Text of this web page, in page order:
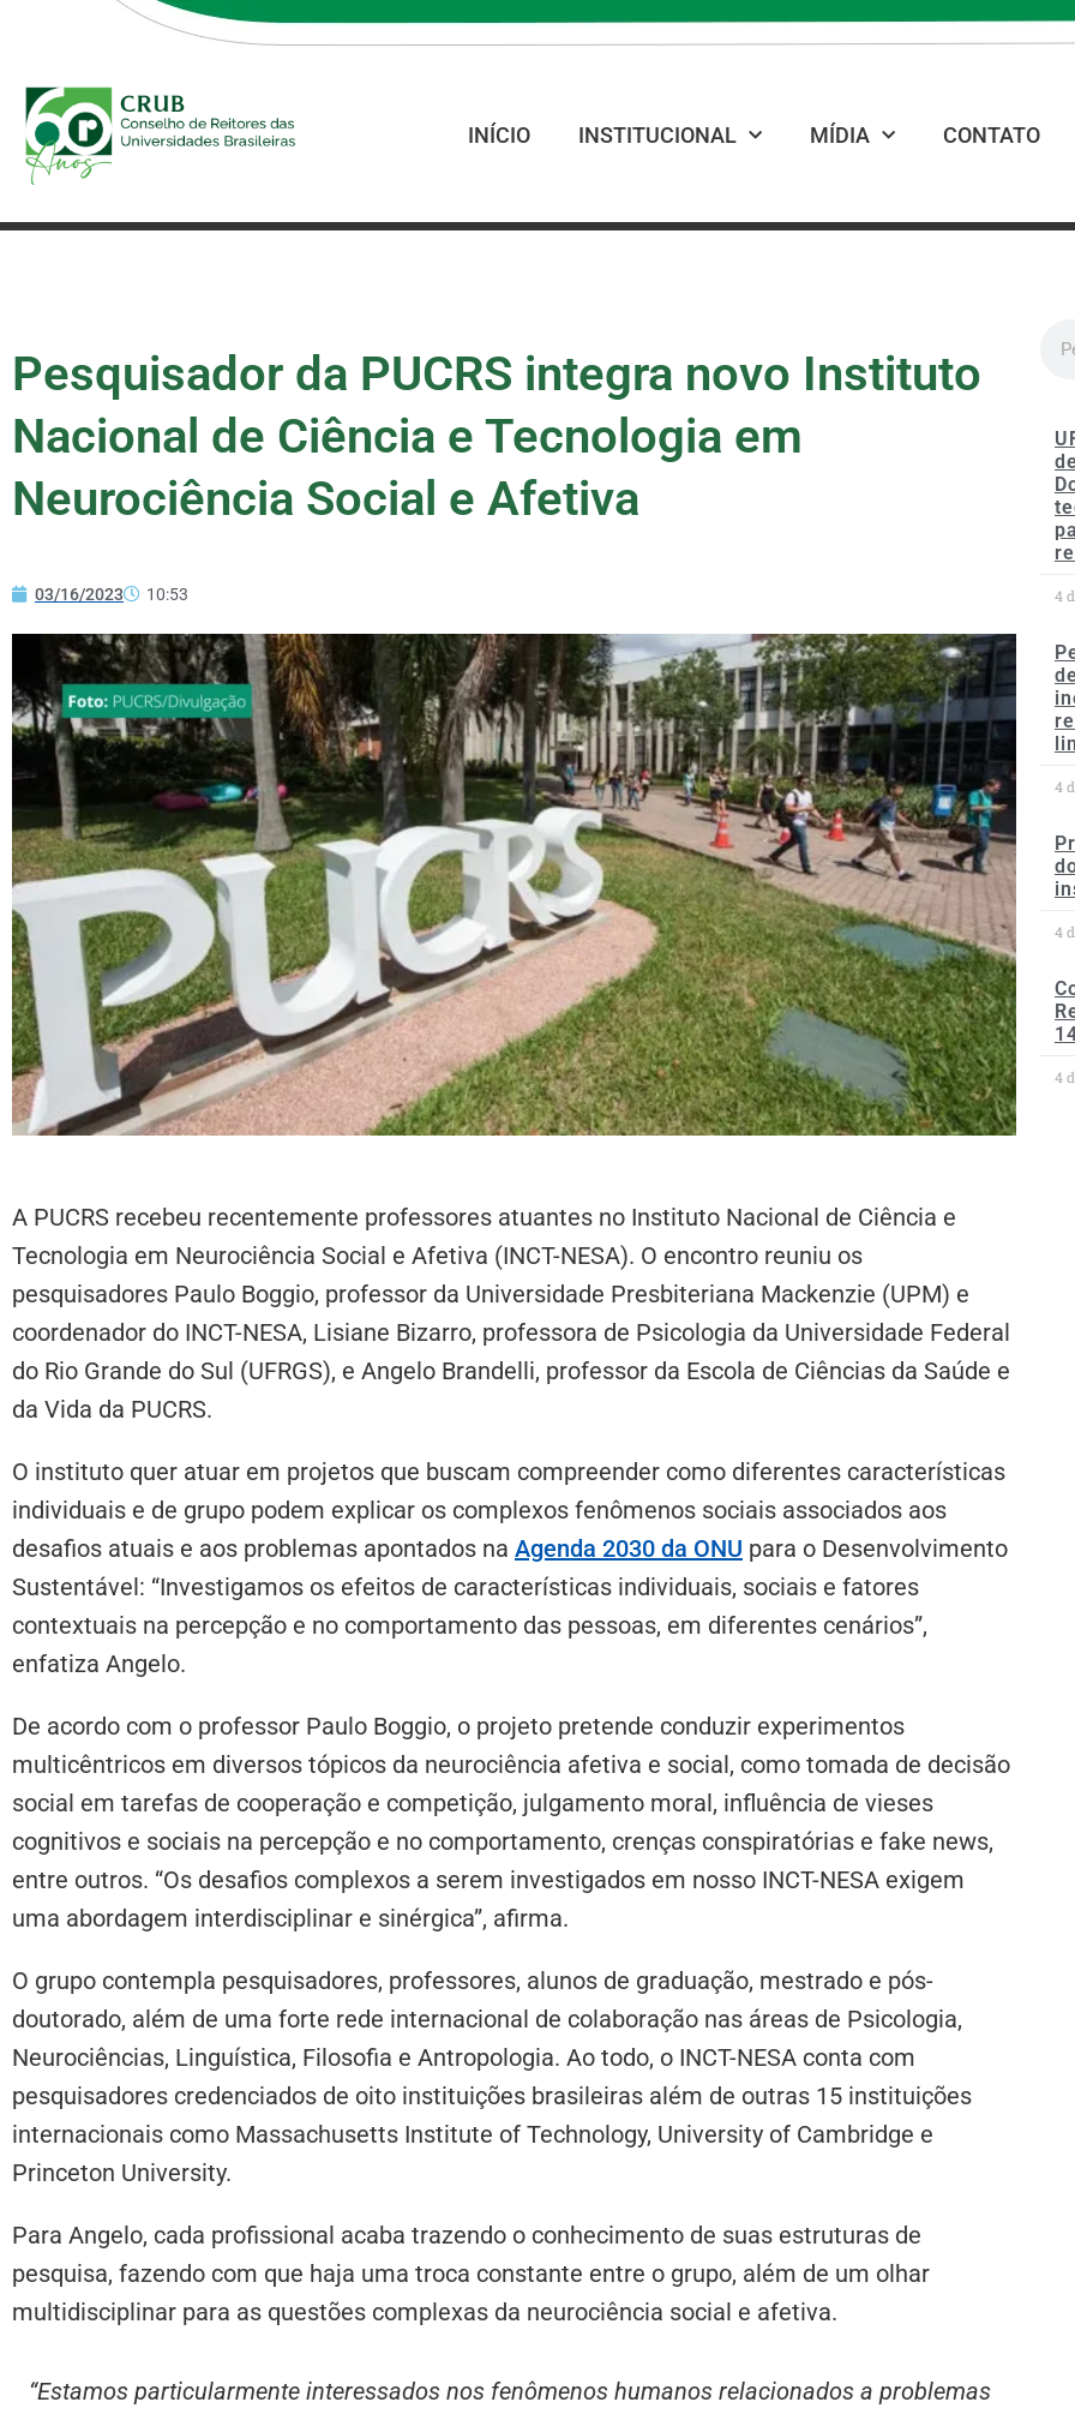
INÍCIO INSTITUCIONAL MÍDIA CONTATO
Pesquisador da PUCRS integra novo Instituto
Nacional de Ciência e Tecnologia em
Neurociência Social e Afetiva
03/16/2023 10:53
A PUCRS recebeu recentemente professores atuantes no Instituto Nacional de Ciência e
Tecnologia em Neurociência Social e Afetiva (INCT-NESA). O encontro reuniu os
pesquisadores Paulo Boggio, professor da Universidade Presbiteriana Mackenzie (UPM) e
coordenador do INCT-NESA, Lisiane Bizarro, professora de Psicologia da Universidade Federal
do Rio Grande do Sul (UFRGS), e Angelo Brandelli, professor da Escola de Ciências da Saúde e
da Vida da PUCRS.
O instituto quer atuar em projetos que buscam compreender como diferentes características
individuais e de grupo podem explicar os complexos fenômenos sociais associados aos
desafios atuais e aos problemas apontados na Agenda 2030 da ONU para o Desenvolvimento
Sustentável: “Investigamos os efeitos de características individuais, sociais e fatores
contextuais na percepção e no comportamento das pessoas, em diferentes cenários”,
enfatiza Angelo.
De acordo com o professor Paulo Boggio, o projeto pretende conduzir experimentos
multicêntricos em diversos tópicos da neurociência afetiva e social, como tomada de decisão
social em tarefas de cooperação e competição, julgamento moral, influência de vieses
cognitivos e sociais na percepção e no comportamento, crenças conspiratórias e fake news,
entre outros. “Os desafios complexos a serem investigados em nosso INCT-NESA exigem
uma abordagem interdisciplinar e sinérgica”, afirma.
O grupo contempla pesquisadores, professores, alunos de graduação, mestrado e pós-
doutorado, além de uma forte rede internacional de colaboração nas áreas de Psicologia,
Neurociências, Linguística, Filosofia e Antropologia. Ao todo, o INCT-NESA conta com
pesquisadores credenciados de oito instituições brasileiras além de outras 15 instituições
internacionais como Massachusetts Institute of Technology, University of Cambridge e
Princeton University.
Para Angelo, cada profissional acaba trazendo o conhecimento de suas estruturas de
pesquisa, fazendo com que haja uma troca constante entre o grupo, além de um olhar
multidisciplinar para as questões complexas da neurociência social e afetiva.
“Estamos particularmente interessados nos fenômenos humanos relacionados a problemas
4
4
4
4